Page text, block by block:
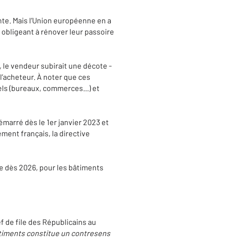
Mais l’Union européenne en a
à rénover leur passoire
le vendeur subirait une décote -
À noter que ces
(bureaux, commerces...) et
dès le 1er janvier 2023 et
français, la directive
dès 2026, pour les bâtiments
de file des Républicains au
constitue un contresens